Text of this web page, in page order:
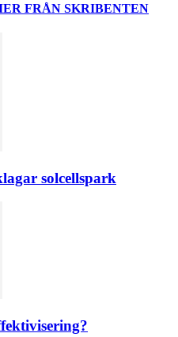
FRÅN SKRIBENTEN
solcellspark